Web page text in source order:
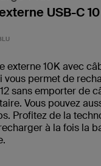
USB-C
externe 10K avec
vous permet de
sans emporter de
Vous pouvez
Profitez de la
à la fois la